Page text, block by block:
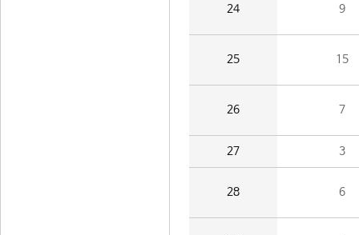
24 9
25 15
26 7
27 3
28 6